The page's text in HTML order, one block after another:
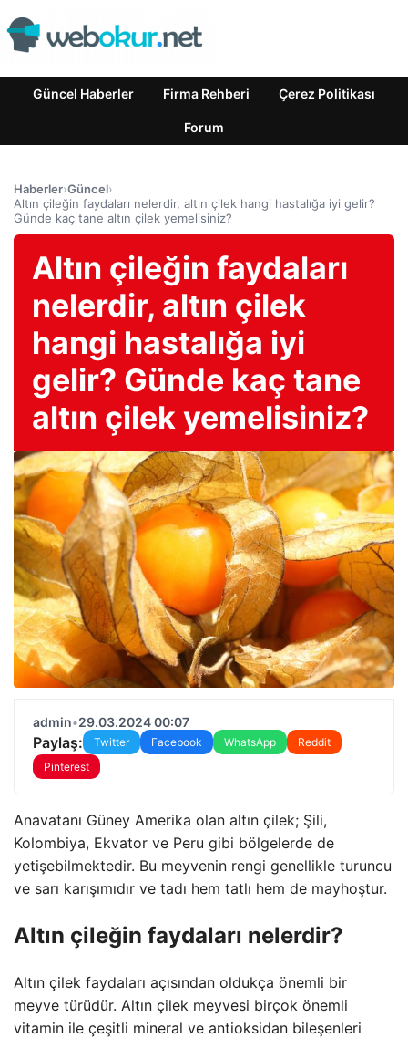
Güncel Haberler Firma Rehberi Çerez Politikası
Forum
Haberler›Güncel›
Altın çileğin faydaları nelerdir, altın çilek hangi hastalığa iyi gelir?
Günde kaç tane altın çilek yemelisiniz?
Altın çileğin faydaları
nelerdir, altın çilek
hangi hastalığa iyi
gelir? Günde kaç tane
altın çilek yemelisiniz?
admin•29.03.2024 00:07
Paylaş: Twitter Facebook WhatsApp
Reddit
Pinterest
Anavatanı Güney Amerika olan altın çilek; Şili,
Kolombiya, Ekvator ve Peru gibi bölgelerde de
yetişebilmektedir. Bu meyvenin rengi genellikle turuncu
ve sarı karışımıdır ve tadı hem tatlı hem de mayhoştur.
Altın çileğin faydaları nelerdir?
Altın çilek faydaları açısından oldukça önemli bir
meyve türüdür. Altın çilek meyvesi birçok önemli
vitamin ile çeşitli mineral ve antioksidan bileşenleri